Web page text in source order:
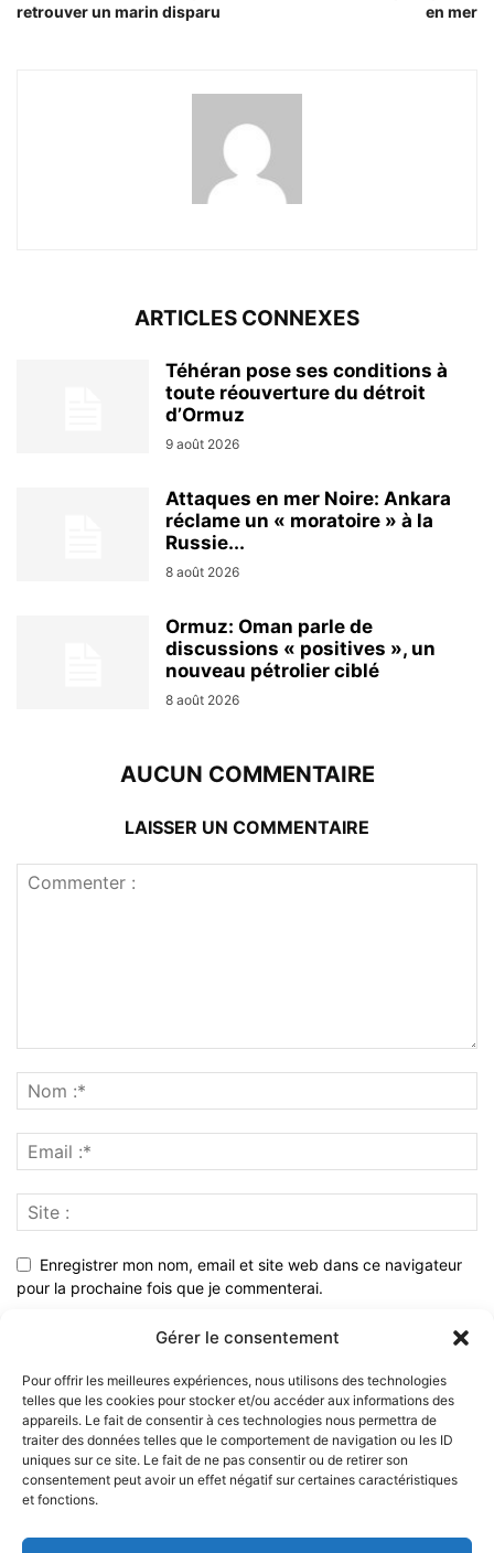
Gérer le consentement
Pour offrir les meilleures expériences, nous utilisons des technologies
telles que les cookies pour stocker et/ou accéder aux informations des
appareils. Le fait de consentir à ces technologies nous permettra de
traiter des données telles que le comportement de navigation ou les ID
uniques sur ce site. Le fait de ne pas consentir ou de retirer son
consentement peut avoir un effet négatif sur certaines caractéristiques
et fonctions.
retrouver un marin disparu
en mer
ARTICLES CONNEXES
Téhéran pose ses conditions à
toute réouverture du détroit
d’Ormuz
9 août 2026
Attaques en mer Noire: Ankara
réclame un « moratoire » à la
Russie...
8 août 2026
Ormuz: Oman parle de
discussions « positives », un
nouveau pétrolier ciblé
8 août 2026
AUCUN COMMENTAIRE
LAISSER UN COMMENTAIRE
Enregistrer mon nom, email et site web dans ce navigateur
pour la prochaine fois que je commenterai.
À PROPOS